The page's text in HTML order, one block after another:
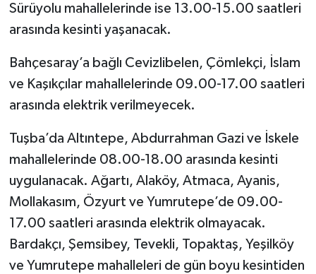
Sürüyolu mahallelerinde ise 13.00-15.00 saatleri
arasında kesinti yaşanacak.
Bahçesaray’a bağlı Cevizlibelen, Çömlekçi, İslam
ve Kaşıkçılar mahallelerinde 09.00-17.00 saatleri
arasında elektrik verilmeyecek.
Tuşba’da Altıntepe, Abdurrahman Gazi ve İskele
mahallelerinde 08.00-18.00 arasında kesinti
uygulanacak. Ağartı, Alaköy, Atmaca, Ayanis,
Mollakasım, Özyurt ve Yumrutepe’de 09.00-
17.00 saatleri arasında elektrik olmayacak.
Bardakçı, Şemsibey, Tevekli, Topaktaş, Yeşilköy
ve Yumrutepe mahalleleri de gün boyu kesintiden